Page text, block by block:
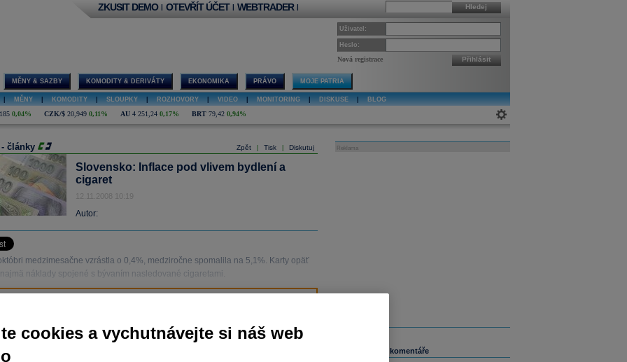
Hledej
ZKUSIT DEMO | OTEVŘÍT ÚČET | WEBTRADER |
Uživatel:
Heslo:
Nová registrace Přihlásit
MĚNY & SAZBY KOMODITY & DERIVÁTY EKONOMIKA PRÁVO MOJE PATRIA
MĚNY KOMODITY SLOUPKY ROZHOVORY VIDEO MONITORING DISKUSE BLOG
0,04% CZK/$ 20,949 0,11% AU 4 251,24 0,17% BRT 79,42 0,94%
Zpět Tisk Diskutuj
- články
Slovensko: Inflace pod vlivem bydlení a
cigaret
12.11.2008 10:19
Autor:
medzimesačne vzrástla o 0,4%, medziročne spomalila na 5,1%. Karty opäť
náklady spojené s bývaním nasledované cigaretami.
článku je dostupné jen klientům placených služebPatria Plus/
Pluspřípadně uživatelům platformy Patria Direct. Pokud jste klientem
služeb, potom je nutné se
Reklama
Související komentáře
cookies a vychutnávejte si náš web